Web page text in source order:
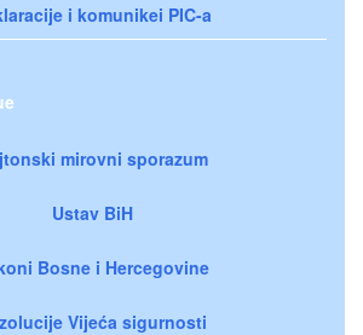
i komunikei PIC-a
mirovni sporazum
Ustav BiH
Bosne i Hercegovine
Vijeća sigurnosti